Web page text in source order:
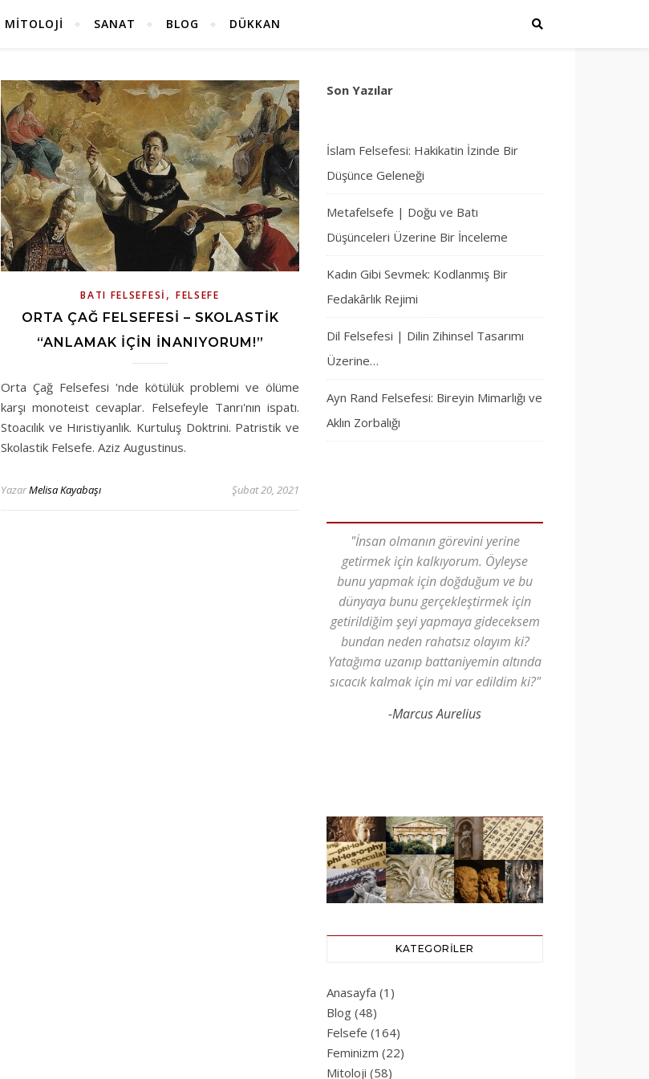
MITOLOJI SANAT BLOG DÜKKAN
BATI FELSEFESI , FELSEFE
ORTA ÇAĞ FELSEFESI – SKOLASTIK
“ANLAMAK IÇIN İNANIYORUM!”
Orta Çağ Felsefesi 'nde kötülük problemi ve ölüme
karşı monoteist cevaplar. Felsefeyle Tanrı'nın ispatı.
Stoacılık ve Hıristiyanlık. Kurtuluş Doktrini. Patristik ve
Skolastik Felsefe. Aziz Augustinus.
YazarMelisa Kayabaşı Şubat 20, 2021
Son Yazılar
İslam Felsefesi: Hakikatin İzinde Bir
Düşünce Geleneği
Metafelsefe | Doğu ve Batı
Düşünceleri Üzerine Bir İnceleme
Kadın Gibi Sevmek: Kodlanmış Bir
Fedakârlık Rejimi
Dil Felsefesi | Dilin Zihinsel Tasarımı
Üzerine…
Ayn Rand Felsefesi: Bireyin Mimarlığı ve
Aklın Zorbalığı
"İnsan olmanın görevini yerine
getirmek için kalkıyorum. Öyleyse
bunu yapmak için doğduğum ve bu
dünyaya bunu gerçekleştirmek için
getirildiğim şeyi yapmaya gideceksem
bundan neden rahatsız olayım ki?
Yatağıma uzanıp battaniyemin altında
sıcacık kalmak için mi var edildim ki?"
-Marcus Aurelius
KATEGORILER
Anasayfa (1)
Blog (48)
Felsefe (164)
Feminizm (22)
Mitoloji (58)